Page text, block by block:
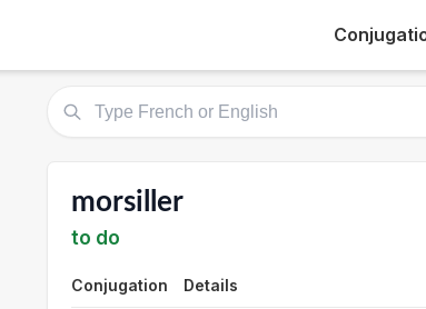
morsiller
to do
Conjugation Details